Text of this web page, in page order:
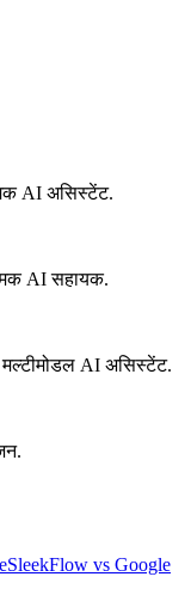
AI असिस्टेंट.
AI सहायक.
AI असिस्टेंट.
SleekFlow vs Google